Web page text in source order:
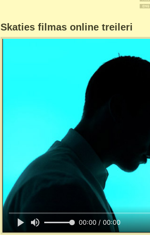
Skaties filmas online treileri
00:00 / 00:00